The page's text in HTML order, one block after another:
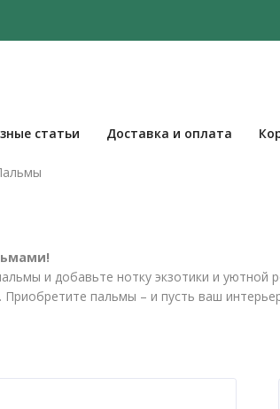
статьи Доставка и оплата
и добавьте нотку экзотики и уютной
пальмы – и пусть ваш